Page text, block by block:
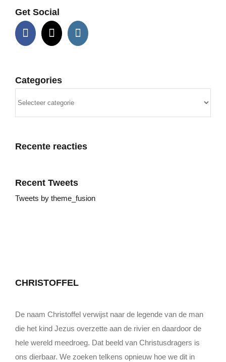
Get Social
Categories
Recente reacties
Recent Tweets
Tweets by theme_fusion
CHRISTOFFEL
De naam Christoffel verwijst naar de legende van de man
die het kind Jezus overzette aan de rivier en daardoor de
hele wereld meedroeg. Dat beeld van Christusdragers is
ons dierbaar. We zoeken telkens opnieuw hoe we dit in